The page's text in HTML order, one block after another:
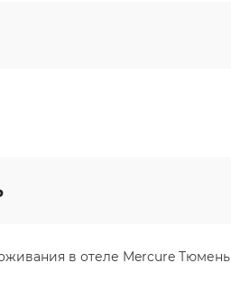
в отеле Mercure Тюмень